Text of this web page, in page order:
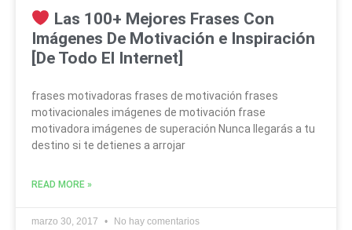
Las 100+ Mejores Frases Con
Imágenes De Motivación e Inspiración
[De Todo El Internet]
frases motivadoras frases de motivación frases
motivacionales imágenes de motivación frase
motivadora imágenes de superación Nunca llegarás a tu
destino si te detienes a arrojar
READ MORE »
marzo 30, 2017 No hay comentarios